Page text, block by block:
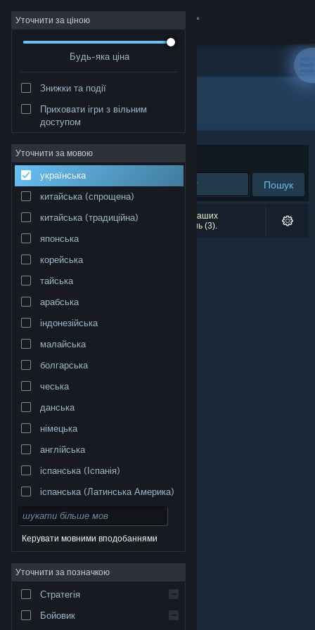
Увійти
Крамниця
Інформація
Підтримка
Змінити мову
Переглянути повну версію
© Valve Corporation. Усі права захищено. Усі
Юридична інформація
підписника Steam
cookie
Уточнити за ціною
Будь-яка ціна
Знижки та події
Приховати ігри з вільним
доступом
Уточнити за мовою
українська
китайська (спрощена)
китайська (традиційна)
японська
корейська
тайська
арабська
індонезійська
малайська
болгарська
чеська
данська
німецька
англійська
іспанська (Іспанія)
іспанська (Латинська Америка)
Керувати мовними вподобаннями
Уточнити за позначкою
Стратегія
Бойовик
Усі продукти
Упорядкувати за доречністю
Пошук
Результатів вашого пошуку: 0. Відповідно до ваших
уподобань було виключено кілька найменувань (3).